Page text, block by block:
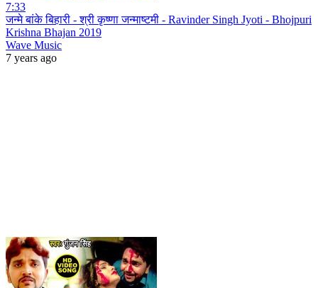
7:33
जन्मे बांके बिहारी - श्री कृष्णा जन्माष्टमी - Ravinder Singh Jyoti - Bhojpuri
Krishna Bhajan 2019
Wave Music
7 years ago